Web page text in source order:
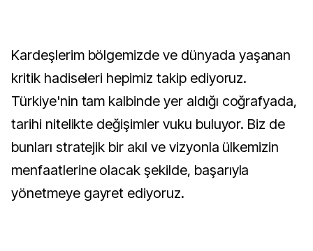
Kardeşlerim bölgemizde ve dünyada yaşanan
kritik hadiseleri hepimiz takip ediyoruz.
Türkiye'nin tam kalbinde yer aldığı coğrafyada,
tarihi nitelikte değişimler vuku buluyor. Biz de
bunları stratejik bir akıl ve vizyonla ülkemizin
menfaatlerine olacak şekilde, başarıyla
yönetmeye gayret ediyoruz.